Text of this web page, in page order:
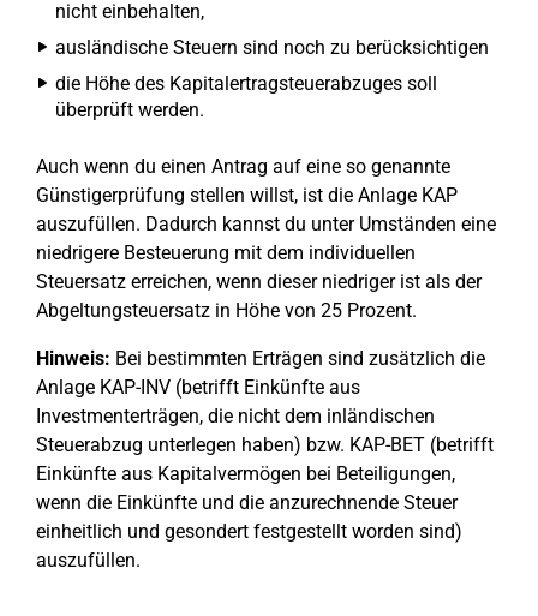
nicht einbehalten,
ausländische Steuern sind noch zu berücksichtigen
die Höhe des Kapitalertragsteuerabzuges soll
überprüft werden.
Auch wenn du einen Antrag auf eine so genannte
Günstigerprüfung stellen willst, ist die Anlage KAP
auszufüllen. Dadurch kannst du unter Umständen eine
niedrigere Besteuerung mit dem individuellen
Steuersatz erreichen, wenn dieser niedriger ist als der
Abgeltungsteuersatz in Höhe von 25 Prozent.
Hinweis: Bei bestimmten Erträgen sind zusätzlich die
Anlage KAP-INV (betrifft Einkünfte aus
Investmenterträgen, die nicht dem inländischen
Steuerabzug unterlegen haben) bzw. KAP-BET (betrifft
Einkünfte aus Kapitalvermögen bei Beteiligungen,
wenn die Einkünfte und die anzurechnende Steuer
einheitlich und gesondert festgestellt worden sind)
auszufüllen.